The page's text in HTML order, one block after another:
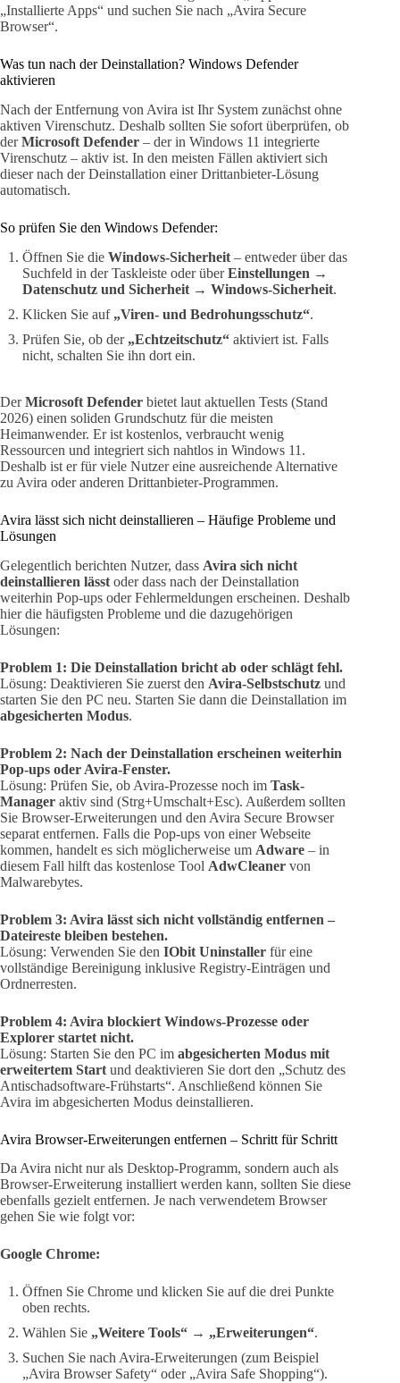
„Installierte Apps“ und suchen Sie nach „Avira Secure
Browser“.
Was tun nach der Deinstallation? Windows Defender
aktivieren
Nach der Entfernung von Avira ist Ihr System zunächst ohne
aktiven Virenschutz. Deshalb sollten Sie sofort überprüfen, ob
derMicrosoft Defender – der in Windows 11 integrierte
Virenschutz – aktiv ist. In den meisten Fällen aktiviert sich
dieser nach der Deinstallation einer Drittanbieter-Lösung
automatisch.
So prüfen Sie den Windows Defender:
Öffnen Sie die Windows-Sicherheit – entweder über das
Suchfeld in der Taskleiste oder überEinstellungen →
Datenschutz und Sicherheit → Windows-Sicherheit.
Klicken Sie auf „Viren- und Bedrohungsschutz“.
Prüfen Sie, ob der „Echtzeitschutz“ aktiviert ist. Falls
nicht, schalten Sie ihn dort ein.
DerMicrosoft Defender bietet laut aktuellen Tests (Stand
2026) einen soliden Grundschutz für die meisten
Heimanwender. Er ist kostenlos, verbraucht wenig
Ressourcen und integriert sich nahtlos in Windows 11.
Deshalb ist er für viele Nutzer eine ausreichende Alternative
zu Avira oder anderen Drittanbieter-Programmen.
Avira lässt sich nicht deinstallieren – Häufige Probleme und
Lösungen
Gelegentlich berichten Nutzer, dass Avira sich nicht
deinstallieren lässt oder dass nach der Deinstallation
weiterhin Pop-ups oder Fehlermeldungen erscheinen. Deshalb
hier die häufigsten Probleme und die dazugehörigen
Lösungen:
Problem 1: Die Deinstallation bricht ab oder schlägt fehl.
Lösung: Deaktivieren Sie zuerst den Avira-Selbstschutz und
starten Sie den PC neu. Starten Sie dann die Deinstallation im
abgesicherten Modus.
Problem 2: Nach der Deinstallation erscheinen weiterhin
Pop-ups oder Avira-Fenster.
Lösung: Prüfen Sie, ob Avira-Prozesse noch im Task-
Manager aktiv sind (Strg+Umschalt+Esc). Außerdem sollten
Sie Browser-Erweiterungen und den Avira Secure Browser
separat entfernen. Falls die Pop-ups von einer Webseite
kommen, handelt es sich möglicherweise um Adware – in
diesem Fall hilft das kostenlose Tool AdwCleaner von
Malwarebytes.
Problem 3: Avira lässt sich nicht vollständig entfernen –
Dateireste bleiben bestehen.
Lösung: Verwenden Sie den IObit Uninstaller für eine
vollständige Bereinigung inklusive Registry-Einträgen und
Ordnerresten.
Problem 4: Avira blockiert Windows-Prozesse oder
Explorer startet nicht.
Lösung: Starten Sie den PC im abgesicherten Modus mit
erweitertem Start und deaktivieren Sie dort den „Schutz des
Antischadsoftware-Frühstarts“. Anschließend können Sie
Avira im abgesicherten Modus deinstallieren.
Avira Browser-Erweiterungen entfernen – Schritt für Schritt
Da Avira nicht nur als Desktop-Programm, sondern auch als
Browser-Erweiterung installiert werden kann, sollten Sie diese
ebenfalls gezielt entfernen. Je nach verwendetem Browser
gehen Sie wie folgt vor:
Google Chrome:
Öffnen Sie Chrome und klicken Sie auf die drei Punkte
oben rechts.
Wählen Sie „Weitere Tools“ → „Erweiterungen“.
Suchen Sie nach Avira-Erweiterungen (zum Beispiel
„Avira Browser Safety“ oder „Avira Safe Shopping“).